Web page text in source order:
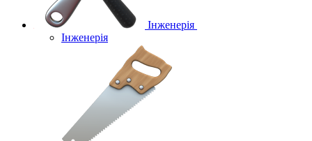
Інженерія
Інженерія